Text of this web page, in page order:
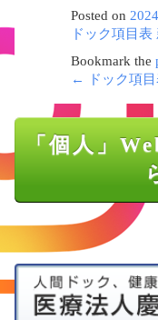
Posted on
ドック項目表
Bookmark the
←
ドック項
「個人」